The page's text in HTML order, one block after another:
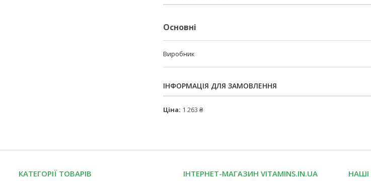
Основні
Виробник
ІНФОРМАЦІЯ ДЛЯ ЗАМОВЛЕННЯ
Ціна: 1 263 ₴
КАТЕГОРІЇ ТОВАРІВ ІНТЕРНЕТ-МАГАЗИН VITAMINS.IN.UA НАШІ